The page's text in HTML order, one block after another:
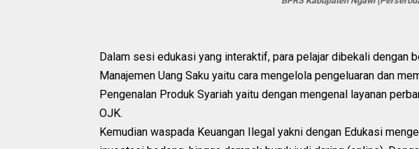
Dalam sesi edukasi yang interaktif, para pelajar dibekali dengan
Manajemen Uang Saku yaitu cara mengelola pengeluaran dan
Pengenalan Produk Syariah yaitu dengan mengenal layanan
OJK.
Kemudian waspada Keuangan Ilegal yakni dengan Edukasi